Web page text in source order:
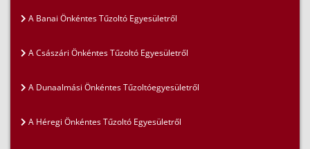
A Banai Önkéntes Tűzoltó Egyesületről
A Császári Önkéntes Tűzoltó Egyesületről
A Dunaalmási Önkéntes Tűzoltóegyesületről
A Héregi Önkéntes Tűzoltó Egyesületről